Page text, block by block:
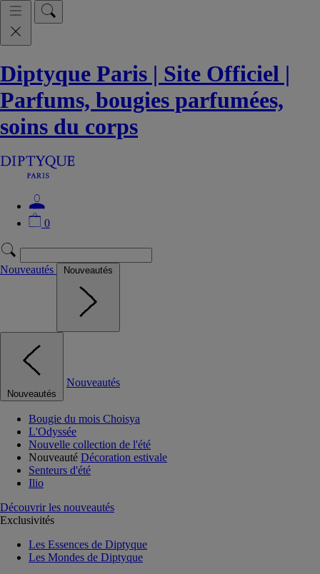
Diptyque Paris | Site Officiel |
Parfums, bougies parfumées,
soins du corps
0
Nouveautés Nouveautés
Nouveautés
Nouveautés
Bougie du mois Choisya
L'Odyssée
Nouvelle collection de l'été
Nouveauté Décoration estivale
Senteurs d'été
Ilio
Découvrir les nouveautés
Exclusivités
Les Essences de Diptyque
Les Mondes de Diptyque